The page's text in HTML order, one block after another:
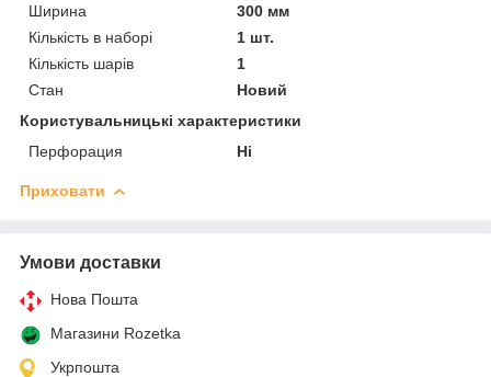
Ширина
300 мм
Кількість в наборі
1 шт.
Кількість шарів
1
Стан
Новий
Користувальницькі характеристики
Перфорация
Ні
Приховати
Умови доставки
Нова Пошта
Магазини Rozetka
Укрпошта